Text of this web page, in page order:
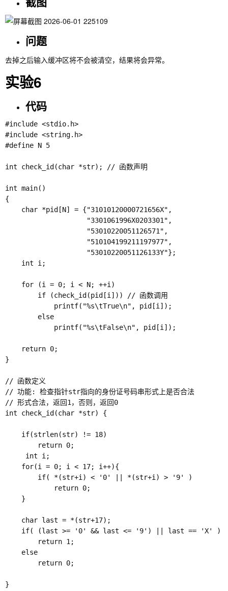
问题
去掉之后输入缓冲区将不会被清空，结果将会异常。
实验6
代码
#include <stdio.h>
#include <string.h>
#define N 5
int check_id(char *str); // 函数声明
int main()
{
    char *pid[N] = {"31010120000721656X",
                    "3301061996X0203301",
                    "53010220051126571",
                    "510104199211197977",
                    "53010220051126133Y"};
    int i;
    for (i = 0; i < N; ++i)
        if (check_id(pid[i])) // 函数调用
            printf("%s\tTrue\n", pid[i]);
        else
            printf("%s\tFalse\n", pid[i]);
    return 0;
}
// 函数定义
// 功能: 检查指针str指向的身份证号码串形式上是否合法
// 形式合法，返回1，否则，返回0
int check_id(char *str) {
    if(strlen(str) != 18)
        return 0;
     int i;
    for(i = 0; i < 17; i++){
        if( *(str+i) < '0' || *(str+i) > '9' )
            return 0;
    }
    char last = *(str+17);
    if( (last >= '0' && last <= '9') || last == 'X' )
        return 1;
    else
        return 0;